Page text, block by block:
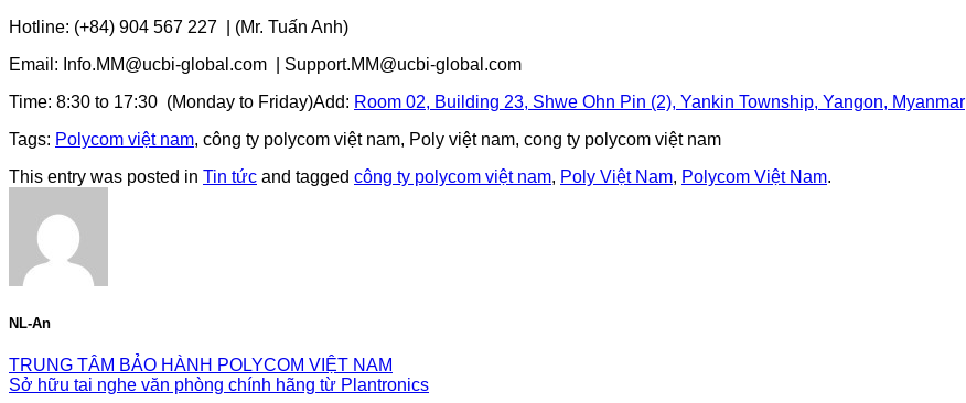
Hotline: (+84) 904 567 227 | (Mr. Tuấn Anh)
Email: Info.MM@ucbi-global.com | Support.MM@ucbi-global.com
Time: 8:30 to 17:30 (Monday to Friday)Add: Room 02, Building 23, Shwe Ohn Pin (2), Yankin Township, Yangon, Myanmar
Tags: Polycom việt nam, công ty polycom việt nam, Poly việt nam, cong ty polycom việt nam
This entry was posted in Tin tức and tagged công ty polycom việt nam, Poly Việt Nam, Polycom Việt Nam.
NL-An
TRUNG TÂM BẢO HÀNH POLYCOM VIỆT NAM
Sở hữu tai nghe văn phòng chính hãng từ Plantronics